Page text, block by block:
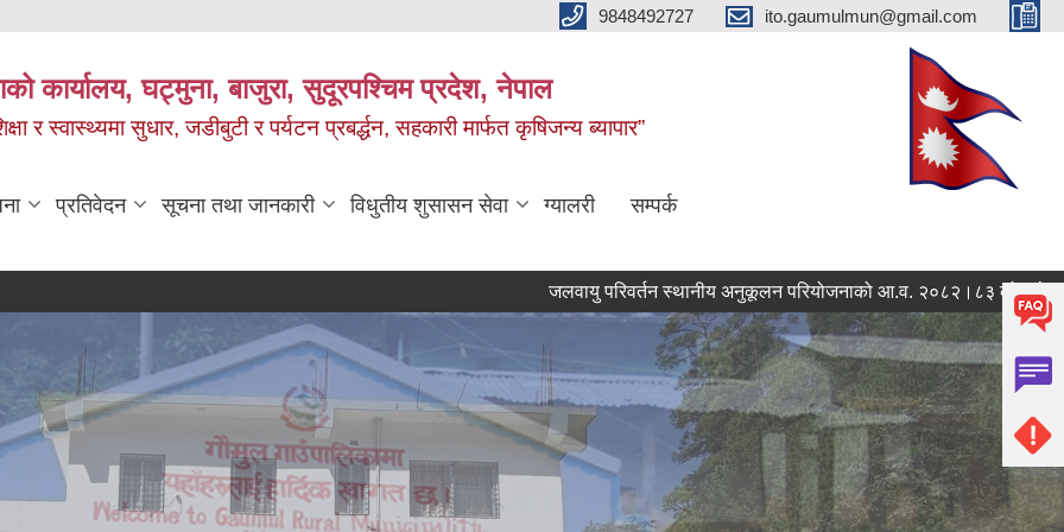
9848492727 ito.gaumulmun@gmail.com
कार्यालय, घट्मुना, बाजुरा, सुदूरपश्चिम प्रदेश, नेपाल
र स्वास्थ्यमा सुधार, जडीबुटी र पर्यटन प्रबर्द्धन, सहकारी मार्फत कृषिजन्य ब्यापार”
प्रतिवेदन सूचना तथा जानकारी विधुतीय शुसासन सेवा ग्यालरी सम्पर्क
जलवायु परिवर्तन स्थानीय अनुकूलन परियोजनाको आ.व. २०८२।८३ को बजेट तथा